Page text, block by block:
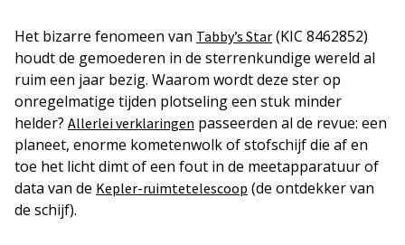
Het bizarre fenomeen van Tabby’s Star (KIC 8462852)
houdt de gemoederen in de sterrenkundige wereld al
ruim een jaar bezig. Waarom wordt deze ster op
onregelmatige tijden plotseling een stuk minder
helder? Allerlei verklaringen passeerden al de revue: een
planeet, enorme kometenwolk of stofschijf die af en
toe het licht dimt of een fout in de meetapparatuur of
data van de Kepler-ruimtetelescoop (de ontdekker van
de schijf).